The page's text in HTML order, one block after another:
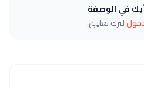
في الوصفة
لترك تعليق.